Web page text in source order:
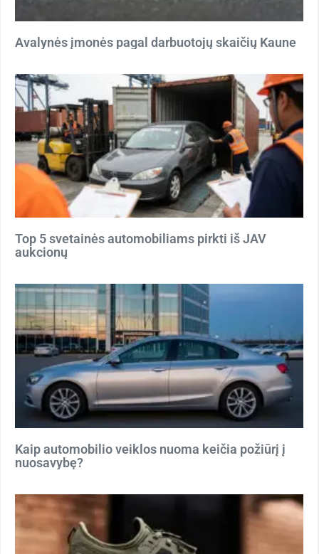
Avalynės įmonės pagal darbuotojų skaičių Kaune
Top 5 svetainės automobiliams pirkti iš JAV
aukcionų
Kaip automobilio veiklos nuoma keičia požiūrį į
nuosavybę?